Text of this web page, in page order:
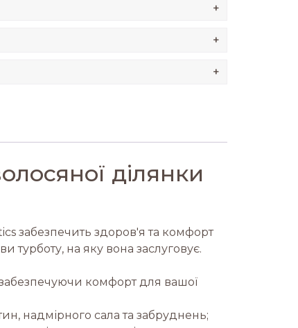
+
+
+
ділянки
забезпечить здоров'я та комфорт
турботу, на яку вона заслуговує.
комфорт для вашої
надмірного сала та забруднень;